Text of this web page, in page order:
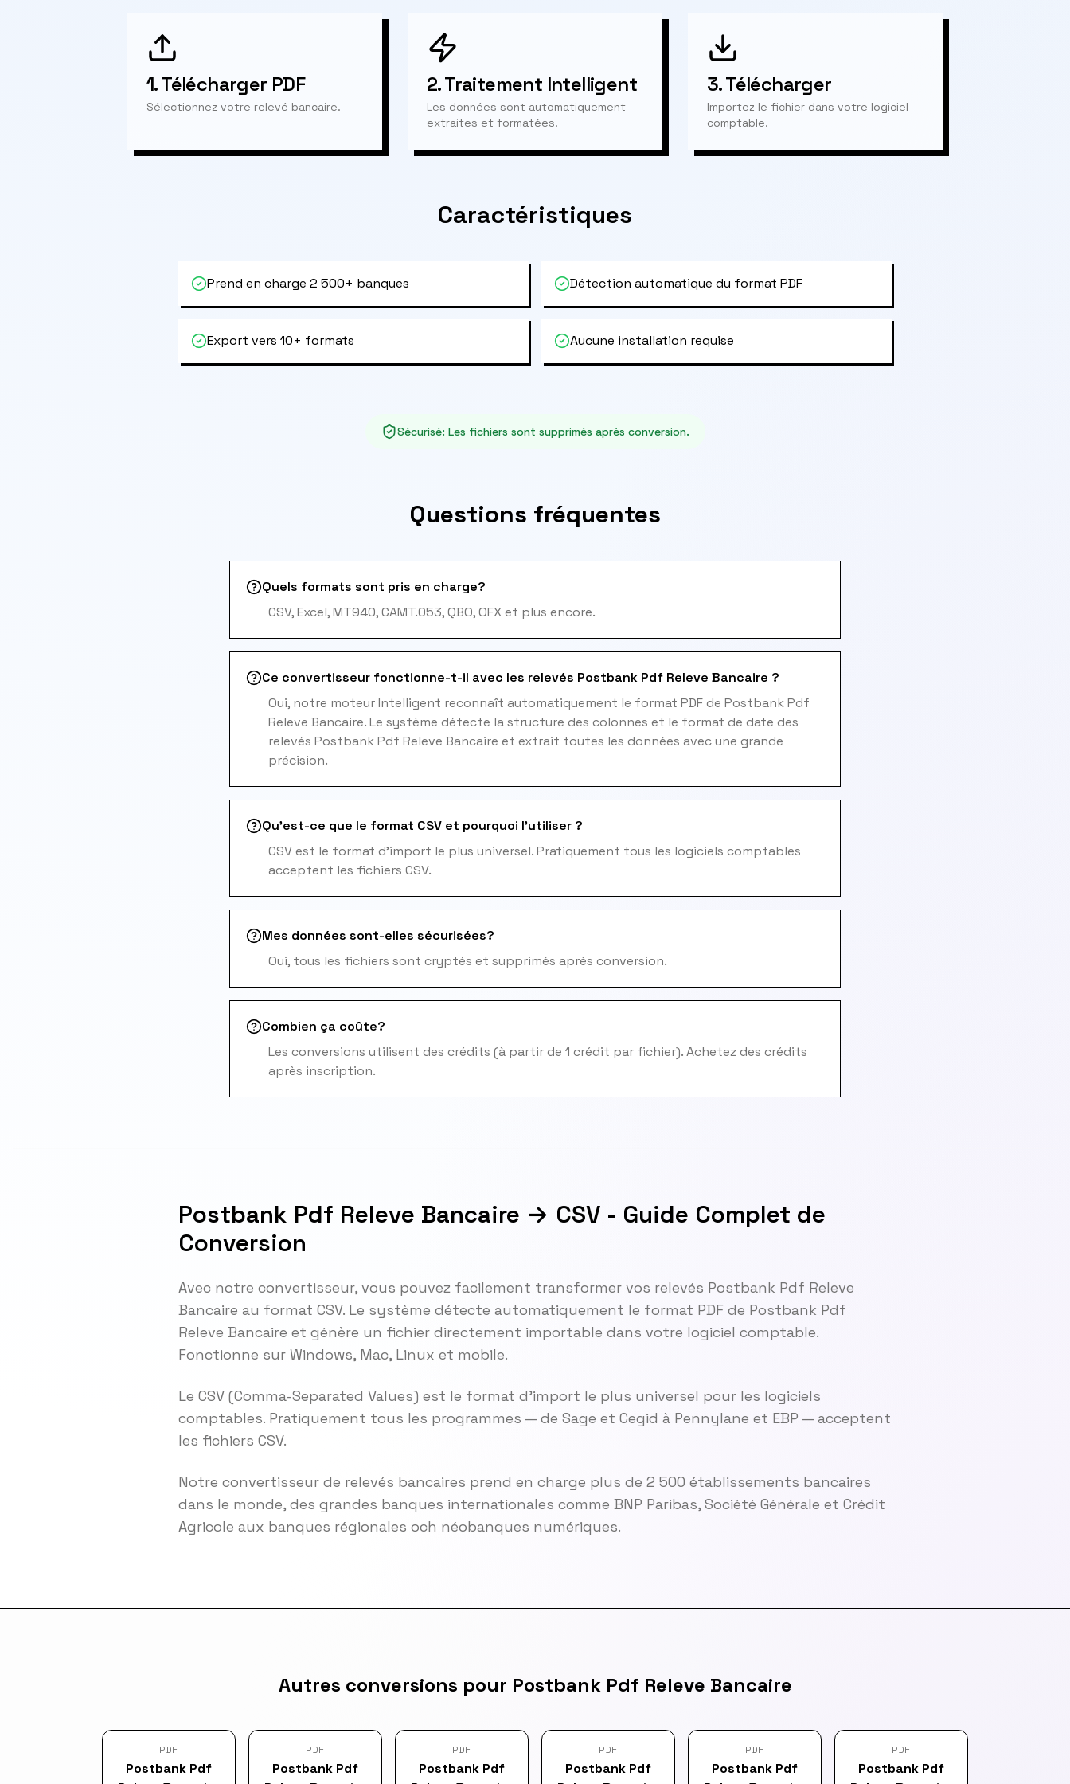
1.Télécharger PDF
Sélectionnez votre relevé bancaire.
2.Traitement Intelligent
Les données sont automatiquement
extraites et formatées.
3.Télécharger
Importez le fichier dans votre logiciel
comptable.
Caractéristiques
Prend en charge 2 500+ banques Détection automatique du format PDF
Export vers 10+ formats Aucune installation requise
Sécurisé: Les fichiers sont supprimés après conversion.
Questions fréquentes
Quels formats sont pris en charge?
CSV, Excel, MT940, CAMT.053, QBO, OFX et plus encore.
Ce convertisseur fonctionne-t-il avec les relevés Postbank Pdf Releve Bancaire ?
Oui, notre moteur Intelligent reconnaît automatiquement le format PDF de Postbank Pdf
Releve Bancaire. Le système détecte la structure des colonnes et le format de date des
relevés Postbank Pdf Releve Bancaire et extrait toutes les données avec une grande
précision.
Qu'est-ce que le format CSV et pourquoi l'utiliser ?
CSV est le format d'import le plus universel. Pratiquement tous les logiciels comptables
acceptent les fichiers CSV.
Mes données sont-elles sécurisées?
Oui, tous les fichiers sont cryptés et supprimés après conversion.
Combien ça coûte?
Les conversions utilisent des crédits (à partir de 1 crédit par fichier). Achetez des crédits
après inscription.
Postbank Pdf Releve Bancaire → CSV - Guide Complet de
Conversion
Avec notre convertisseur, vous pouvez facilement transformer vos relevés Postbank Pdf Releve
Bancaire au format CSV. Le système détecte automatiquement le format PDF de Postbank Pdf
Releve Bancaire et génère un fichier directement importable dans votre logiciel comptable.
Fonctionne sur Windows, Mac, Linux et mobile.
Le CSV (Comma-Separated Values) est le format d'import le plus universel pour les logiciels
comptables. Pratiquement tous les programmes — de Sage et Cegid à Pennylane et EBP — acceptent
les fichiers CSV.
Notre convertisseur de relevés bancaires prend en charge plus de 2 500 établissements bancaires
dans le monde, des grandes banques internationales comme BNP Paribas, Société Générale et Crédit
Agricole aux banques régionales och néobanques numériques.
Autres conversions pour Postbank Pdf Releve Bancaire
PDF
Postbank Pdf
PDF
Postbank Pdf
PDF
Postbank Pdf
PDF
Postbank Pdf
PDF
Postbank Pdf
PDF
Postbank Pdf